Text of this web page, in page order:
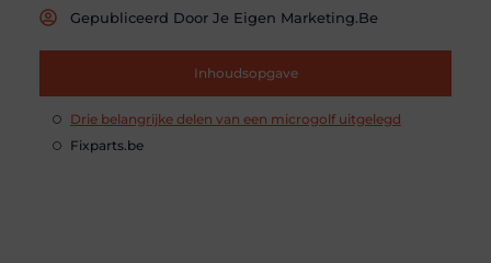
Gepubliceerd Door Je Eigen Marketing.be
Inhoudsopgave
Drie belangrijke delen van een microgolf uitgelegd
Fixparts.be